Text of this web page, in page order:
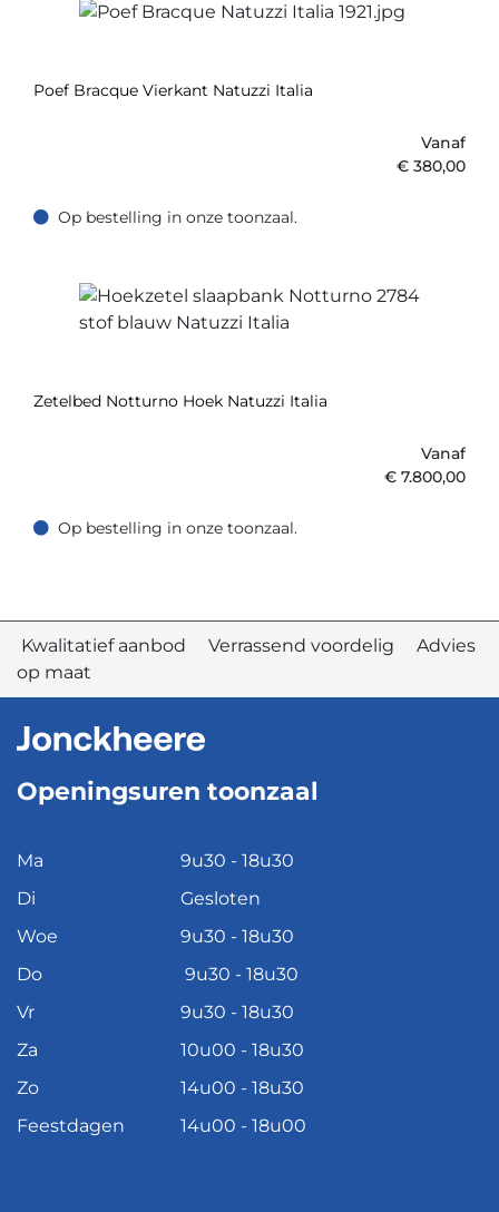
Poef Bracque Vierkant Natuzzi Italia
Vanaf
€ 380,00
Op bestelling in onze toonzaal.
Op bestelling in onze toonzaal.
Zetelbed Notturno Hoek Natuzzi Italia
Vanaf
€ 7.800,00
Op bestelling in onze toonzaal.
Op bestelling in onze toonzaal.
Kwalitatief aanbod Verrassend voordelig Advies
op maat
Openingsuren toonzaal
Ma
9u30 - 18u30
Di
Gesloten
Woe
9u30 - 18u30
Do
9u30 - 18u30
Vr
9u30 - 18u30
Za
10u00 - 18u30
Zo
14u00 - 18u30
Feestdagen
14u00 - 18u00